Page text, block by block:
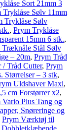
Sort 21mm 3
Tryklåse Sølv 11mm
Tryklåse Sølv
, Prym Tryklåse
15mm 6 stk.,
Træknåle Stål Sølv
– 20m, Prym Tråd
Tråd Cutter, Prym
Størrelser – 3 stk,
Uldshaver Maxi,
cm Forstørrer x2,
Vario Plus Tang og
Snøreringe og
Prym Værktøj til
Dobbletklæbende